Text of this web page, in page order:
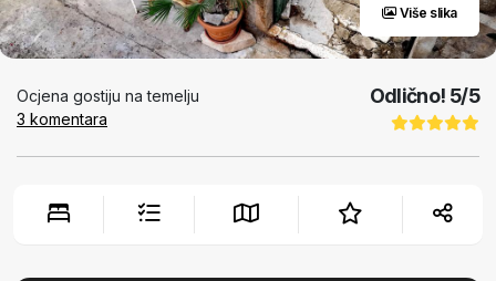
Više slika
Ocjena gostiju na temelju
3 komentara
Odlično! 5/5